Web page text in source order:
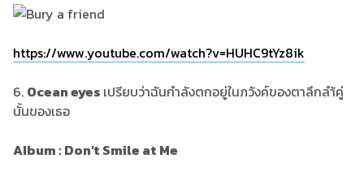
https://www.youtube.com/watch?v=HUHC9tYz8ik
6. Ocean eyes เปรียบว่าฉันกำลังตกอยู่ในภวังค์ของตาลึกลำ้คู่
นั้นของเธอ
AIbum : Don't Smile at Me